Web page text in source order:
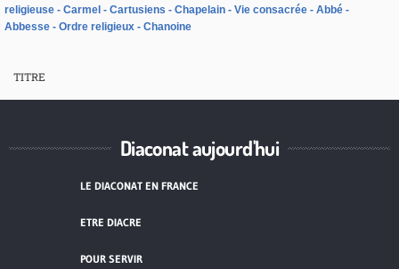
religieuse
Carmel Cartusiens Chapelain Vie consacrée
Abbé
Abbesse
Ordre religieux Chanoine
TITRE
Diaconat aujourd'hui
LE DIACONAT EN FRANCE
ETRE DIACRE
POUR SERVIR